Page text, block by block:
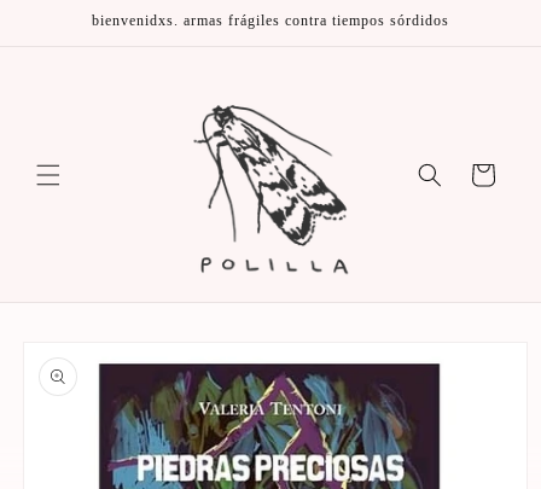
directamentebienvenidxs. armas frágiles contra tiempos sórdidos
Carrito
a la
información
del producto